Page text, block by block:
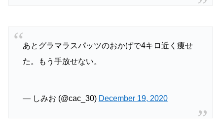
あとグラマラスパッツのおかげで4キロ近く痩せ
た。もう手放せない。
— しみお (@cac_30) December 19, 2020